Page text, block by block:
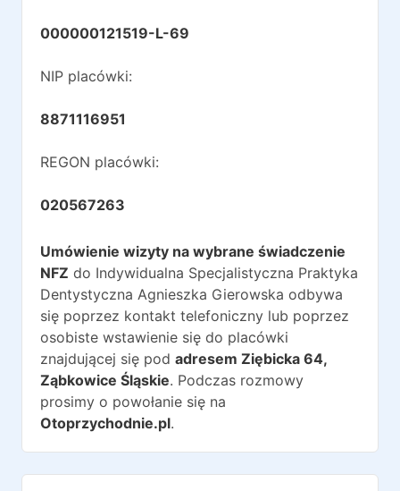
000000121519-L-69
NIP placówki:
8871116951
REGON placówki:
020567263
Umówienie wizyty na wybrane świadczenie
NFZ do Indywidualna Specjalistyczna Praktyka
Dentystyczna Agnieszka Gierowska odbywa
się poprzez kontakt telefoniczny lub poprzez
osobiste wstawienie się do placówki
znajdującej się pod adresem Ziębicka 64,
Ząbkowice Śląskie. Podczas rozmowy
prosimy o powołanie się na
Otoprzychodnie.pl.